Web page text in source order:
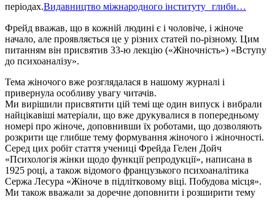
періодах.Видавництво міжнародного інституту глиби…
Фрейд вважав, що в кожній людині є і чоловіче, і жіноче
начало, але проявляється це у різних статей по-різному. Цим
питанням він присвятив 33-ю лекцію («Жіночність») «Вступу
до психоаналізу».
Тема жіночого вже розглядалася в нашому журналі і
привернула особливу увагу читачів.
Ми вирішили присвятити цій темі ще один випуск і вибрали
найцікавіші матеріали, що вже друкувалися в попередньому
номері про жіноче, доповнивши їх роботами, що дозволяють
розкрити ще глибше тему формування жіночого і жіночності.
Серед цих робіт стаття учениці Фрейда Гелен Дойч
«Психологія жінки щодо функції репродукції», написана в
1925 році, а також відомого французького психоаналітика
Сержа Лесура «Жіноче в підлітковому віці. Побудова місця».
Ми також вважали за доречне доповнити і розширити тему